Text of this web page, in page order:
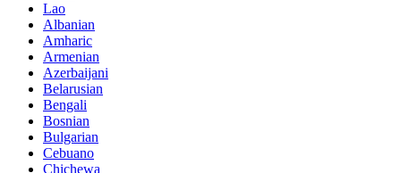
Lao
Albanian
Amharic
Armenian
Azerbaijani
Belarusian
Bengali
Bosnian
Bulgarian
Cebuano
Chichewa